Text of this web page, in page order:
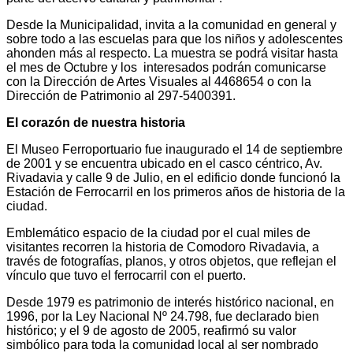
Desde la Municipalidad, invita a la comunidad en general y
sobre todo a las escuelas para que los niños y adolescentes
ahonden más al respecto. La muestra se podrá visitar hasta
el mes de Octubre y los interesados podrán comunicarse
con la Dirección de Artes Visuales al 4468654 o con la
Dirección de Patrimonio al 297-5400391.
El corazón de nuestra historia
El Museo Ferroportuario fue inaugurado el 14 de septiembre
de 2001 y se encuentra ubicado en el casco céntrico, Av.
Rivadavia y calle 9 de Julio, en el edificio donde funcionó la
Estación de Ferrocarril en los primeros años de historia de la
ciudad.
Emblemático espacio de la ciudad por el cual miles de
visitantes recorren la historia de Comodoro Rivadavia, a
través de fotografías, planos, y otros objetos, que reflejan el
vínculo que tuvo el ferrocarril con el puerto.
Desde 1979 es patrimonio de interés histórico nacional, en
1996, por la Ley Nacional Nº 24.798, fue declarado bien
histórico; y el 9 de agosto de 2005, reafirmó su valor
simbólico para toda la comunidad local al ser nombrado